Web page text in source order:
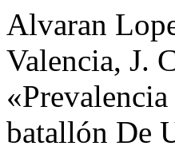
Alvaran
Valencia, J.
batallón De